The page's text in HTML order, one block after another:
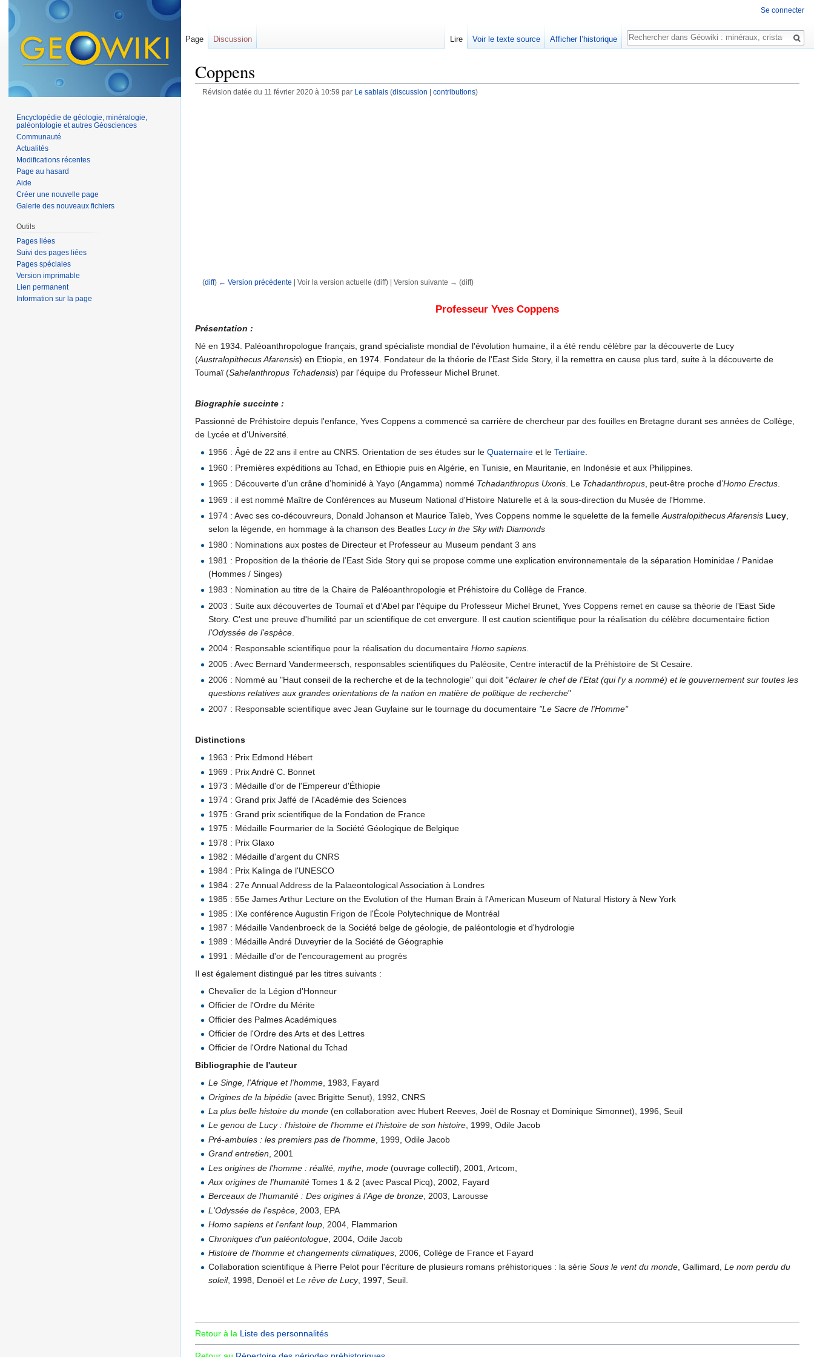
Coppens
Révision datée du 11 février 2020 à 10:59 par Le sablais (discussion contributions)
(diff) ← Version précédente | Voir la version actuelle (diff) | Version suivante → (diff)
Professeur Yves Coppens
Présentation :
Né en 1934. Paléoanthropologue français, grand spécialiste mondial de l'évolution humaine, il a été rendu célèbre par la découverte de Lucy
(Australopithecus Afarensis) en Etiopie, en 1974. Fondateur de la théorie de l'East Side Story, il la remettra en cause plus tard, suite à la découverte de
Toumaï (Sahelanthropus Tchadensis) par l'équipe du Professeur Michel Brunet.
Biographie succinte :
Passionné de Préhistoire depuis l'enfance, Yves Coppens a commencé sa carrière de chercheur par des fouilles en Bretagne durant ses années de Collège,
de Lycée et d'Université.
1956 : Âgé de 22 ans il entre au CNRS. Orientation de ses études sur leQuaternaire et leTertiaire
1960 : Premières expéditions au Tchad, en Ethiopie puis en Algérie, en Tunisie, en Mauritanie, en Indonésie et aux Philippines.
1965 : Découverte d’un crâne d’hominidé à Yayo (Angamma) nommé Tchadanthropus Uxoris. Le Tchadanthropus, peut-être proche d’Homo Erectus.
1969 : il est nommé Maître de Conférences au Museum National d'Histoire Naturelle et à la sous-direction du Musée de l'Homme.
1974 : Avec ses co-découvreurs, Donald Johanson et Maurice Taïeb, Yves Coppens nomme le squelette de la femelleAustralopithecus Afarensis Lucy
selon la légende, en hommage à la chanson des BeatlesLucy in the Sky with Diamonds
1980 : Nominations aux postes de Directeur et Professeur au Museum pendant 3 ans
1981 : Proposition de la théorie de l’East Side Story qui se propose comme une explication environnementale de la séparation Hominidae / Panidae
(Hommes / Singes)
1983 : Nomination au titre de la Chaire de Paléoanthropologie et Préhistoire du Collège de France.
2003 : Suite aux découvertes de Toumaï et d’Abel par l'équipe du Professeur Michel Brunet, Yves Coppens remet en cause sa théorie de l’East Side
Story. C'est une preuve d'humilité par un scientifique de cet envergure. Il est caution scientifique pour la réalisation du célèbre documentaire fiction
l'Odyssée de l'espèce
2004 : Responsable scientifique pour la réalisation du documentaireHomo sapiens
2005 : Avec Bernard Vandermeersch, responsables scientifiques du Paléosite, Centre interactif de la Préhistoire de St Cesaire.
2006 : Nommé au "Haut conseil de la recherche et de la technologie" qui doit "éclairer le chef de l'Etat (qui l'y a nommé) et le gouvernement sur toutes les
questions relatives aux grandes orientations de la nation en matière de politique de recherche"
2007 : Responsable scientifique avec Jean Guylaine sur le tournage du documentaire "Le Sacre de l'Homme"
Distinctions
1963 : Prix Edmond Hébert
1969 : Prix André C. Bonnet
1973 : Médaille d'or de l'Empereur d'Éthiopie
1974 : Grand prix Jaffé de l'Académie des Sciences
1975 : Grand prix scientifique de la Fondation de France
1975 : Médaille Fourmarier de la Société Géologique de Belgique
1978 : Prix Glaxo
1982 : Médaille d'argent du CNRS
1984 : Prix Kalinga de l'UNESCO
1984 : 27e Annual Address de la Palaeontological Association à Londres
1985 : 55e James Arthur Lecture on the Evolution of the Human Brain à l'American Museum of Natural History à New York
1985 : IXe conférence Augustin Frigon de l'École Polytechnique de Montréal
1987 : Médaille Vandenbroeck de la Société belge de géologie, de paléontologie et d'hydrologie
1989 : Médaille André Duveyrier de la Société de Géographie
1991 : Médaille d'or de l'encouragement au progrès
Il est également distingué par les titres suivants :
Chevalier de la Légion d'Honneur
Officier de l'Ordre du Mérite
Officier des Palmes Académiques
Officier de l'Ordre des Arts et des Lettres
Officier de l'Ordre National du Tchad
Bibliographie de l'auteur
Le Singe, l'Afrique et l'homme, 1983, Fayard
Origines de la bipédie (avec Brigitte Senut), 1992, CNRS
La plus belle histoire du monde (en collaboration avec Hubert Reeves, Joël de Rosnay et Dominique Simonnet), 1996, Seuil
Le genou de Lucy : l'histoire de l'homme et l'histoire de son histoire, 1999, Odile Jacob
Pré-ambules : les premiers pas de l'homme , 1999, Odile Jacob
Grand entretien, 2001
Les origines de l'homme : réalité, mythe, mode (ouvrage collectif), 2001, Artcom,
Aux origines de l'humanité Tomes 1 & 2 (avec Pascal Picq), 2002, Fayard
Berceaux de l'humanité : Des origines à l'Age de bronze, 2003, Larousse
L'Odyssée de l'espèce , 2003, EPA
Homo sapiens et l'enfant loup, 2004, Flammarion
Chroniques d'un paléontologue , 2004, Odile Jacob
Histoire de l'homme et changements climatiques , 2006, Collège de France et Fayard
Collaboration scientifique à Pierre Pelot pour l'écriture de plusieurs romans préhistoriques : la sérieSous le vent du monde, Gallimard,Le nom perdu du
soleil, 1998, Denoël etLe rêve de Lucy, 1997, Seuil.
Retour à la Liste des personnalités
Se connecter
Page Discussion Lire Voir le texte source Afficher l’historique
Rechercher
Encyclopédie de géologie, minéralogie,
paléontologie et autres Géosciences
Communauté
Actualités
Modifications récentes
Page au hasard
Aide
Créer une nouvelle page
Galerie des nouveaux fichiers
Outils
Pages liées
Suivi des pages liées
Pages spéciales
Version imprimable
Lien permanent
Information sur la page